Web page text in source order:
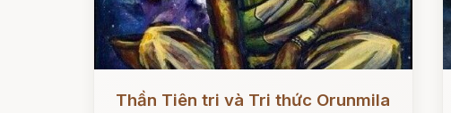
Đọc ngay
Thần Tiên tri và Tri thức Orunmila